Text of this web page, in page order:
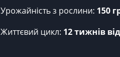
Урожайність з рослини: 150
Життєвий цикл: 12 тижнів